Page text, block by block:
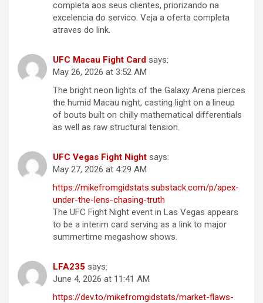
completa aos seus clientes, priorizando na
excelencia do servico. Veja a oferta completa
atraves do link.
UFC Macau Fight Card says:
May 26, 2026 at 3:52 AM
The bright neon lights of the Galaxy Arena pierces
the humid Macau night, casting light on a lineup
of bouts built on chilly mathematical differentials
as well as raw structural tension.
UFC Vegas Fight Night says:
May 27, 2026 at 4:29 AM
https://mikefromgidstats.substack.com/p/apex-
under-the-lens-chasing-truth
The UFC Fight Night event in Las Vegas appears
to be a interim card serving as a link to major
summertime megashow shows.
LFA235 says:
June 4, 2026 at 11:41 AM
https://dev.to/mikefromgidstats/market-flaws-